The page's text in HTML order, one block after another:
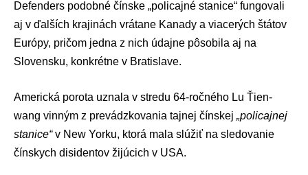
Defenders podobné čínske „policajné stanice“ fungovali
aj v ďalších krajinách vrátane Kanady a viacerých štátov
Európy, pričom jedna z nich údajne pôsobila aj na
Slovensku, konkrétne v Bratislave.
Americká porota uznala v stredu 64-ročného Lu Ťien-
wang vinným z prevádzkovania tajnej čínskej „policajnej
stanice“v New Yorku, ktorá mala slúžiť na sledovanie
čínskych disidentov žijúcich v USA.